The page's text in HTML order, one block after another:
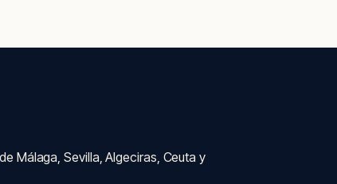
Málaga, Sevilla, Algeciras, Ceuta y